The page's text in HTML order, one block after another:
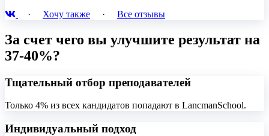
· Хочу также · Все отзывы
За счет чего вы улучшите результат на
37-40%?
Тщательный отбор преподавателей
Только 4% из всех кандидатов попадают в LancmanSchool.
Индивидуальный подход